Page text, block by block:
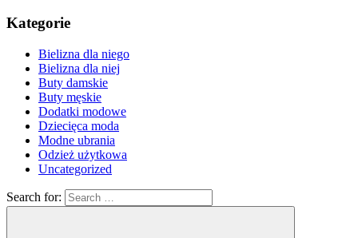
Kategorie
Bielizna dla niego
Bielizna dla niej
Buty damskie
Buty męskie
Dodatki modowe
Dziecięca moda
Modne ubrania
Odzież użytkowa
Uncategorized
Search for: